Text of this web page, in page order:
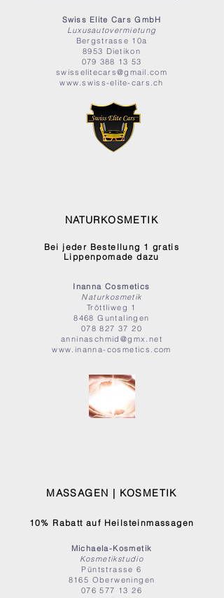
Swiss Elite Cars GmbH
Luxusautovermietung
Bergstrasse 10a
8953 Dietikon
079 388 13 53
swisselitecars@gmail.com
www.swiss-elite-cars.ch
NATURKOSMETIK
Bei jeder Bestellung 1 gratis
Lippenpomade dazu
Inanna Cosmetics
Naturkosmetik
Tröttliweg 1
8468 Guntalingen
078 827 37 20
anninaschmid@gmx.net
www.inanna-cosmetics.com
MASSAGEN | KOSMETIK
10% Rabatt auf Heilsteinmassagen
Michaela-Kosmetik
Kosmetikstudio
Püntstrasse 6
8165 Oberweningen
076 577 13 26